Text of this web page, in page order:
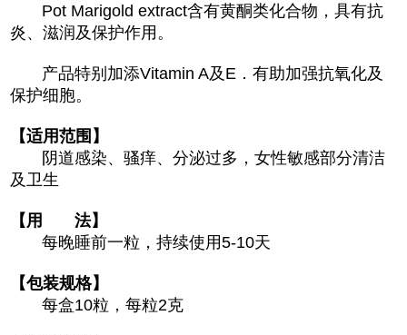
Pot Marigold extract含有黄酮类化合物，具有抗
炎、滋润及保护作用。
产品特别加添Vitamin A及E．有助加强抗氧化及
保护细胞。
【适用范围】
阴道感染、骚痒、分泌过多，女性敏感部分清洁
及卫生
【用 法】
每晚睡前一粒，持续使用5-10天
【包装规格】
每盒10粒，每粒2克